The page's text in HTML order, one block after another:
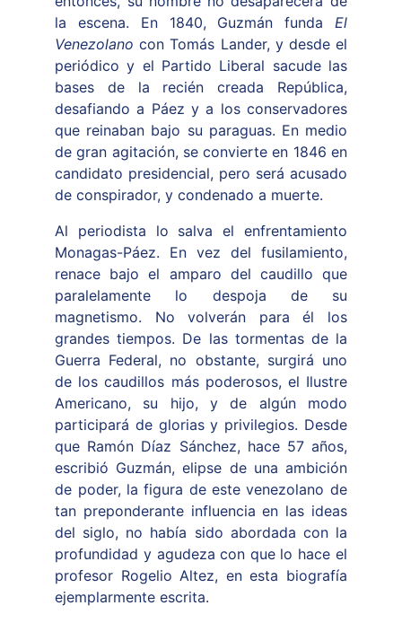
la escena. En 1840, Guzmán funda El
Venezolano con Tomás Lander, y desde el
periódico y el Partido Liberal sacude las
bases de la recién creada República,
desafiando a Páez y a los conservadores
que reinaban bajo su paraguas. En medio
de gran agitación, se convierte en 1846 en
candidato presidencial, pero será acusado
de conspirador, y condenado a muerte.
Al periodista lo salva el enfrentamiento
Monagas-Páez. En vez del fusilamiento,
renace bajo el amparo del caudillo que
paralelamente lo despoja de su
magnetismo. No volverán para él los
grandes tiempos. De las tormentas de la
Guerra Federal, no obstante, surgirá uno
de los caudillos más poderosos, el Ilustre
Americano, su hijo, y de algún modo
participará de glorias y privilegios. Desde
que Ramón Díaz Sánchez, hace 57 años,
escribió Guzmán, elipse de una ambición
de poder, la figura de este venezolano de
tan preponderante influencia en las ideas
del siglo, no había sido abordada con la
profundidad y agudeza con que lo hace el
profesor Rogelio Altez, en esta biografía
ejemplarmente escrita.